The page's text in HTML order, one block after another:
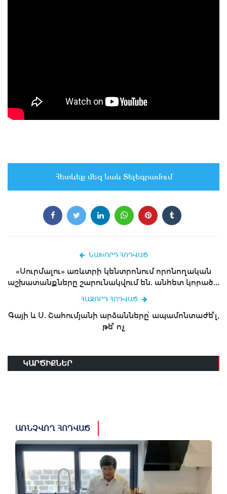
Հետևեք մեզ նաև Տելեգրամում
ՆԱԽՈՐԴ ՀՈԴՎԱԾ
«Սուրմալու» առևտրի կենտրոնում որոնողական
աշխատանքները շարունակվում են. անհետ կորած...
ՀԱՋՈՐԴ ՀՈԴՎԱԾ
Գայի և Ս. Շահումյանի արձանները՝ ապամոնտաժե՞լ,
թե՞ ոչ
ԿԱՐԾԻՔՆԵՐ
ԱՌՆՉՎՈՂ ՀՈԴՎԱԾ